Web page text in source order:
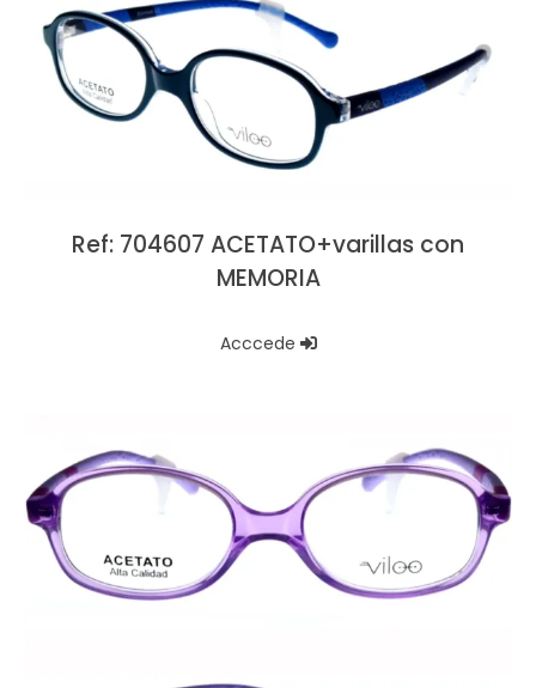
Ref: 704607 ACETATO+varillas con
MEMORIA
Acccede